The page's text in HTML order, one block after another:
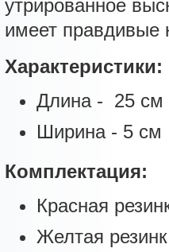
утрированное
имеет правдивые
Характеристики:
Длина - 25 см
Ширина - 5 см
Комплектация:
Красная
Желтая